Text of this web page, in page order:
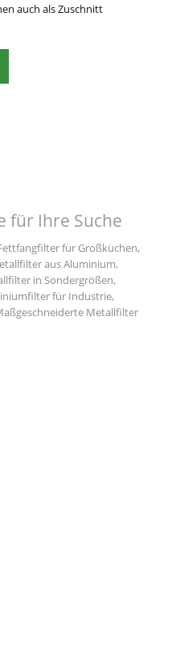
auch als Zuschnitt
für Ihre Suche
für Großküchen,
aus Aluminium,
in Sondergrößen,
für Industrie,
Metallfilter